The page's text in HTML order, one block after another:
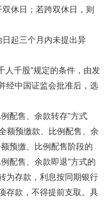
休日；若跨双休日，则
起三个月内未提出异
千股”规定的条件，由发
经中国证监会批准后，选
配售、余款转存”方式
额预缴款、比例配售、余
预缴、比例配售阶段的
配售、余款即退”方式的
为存款，利息按同期银行
存款，不得提前支取。具